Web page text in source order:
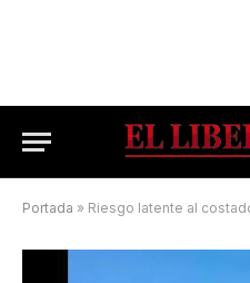
Portada » Riesgo latente al